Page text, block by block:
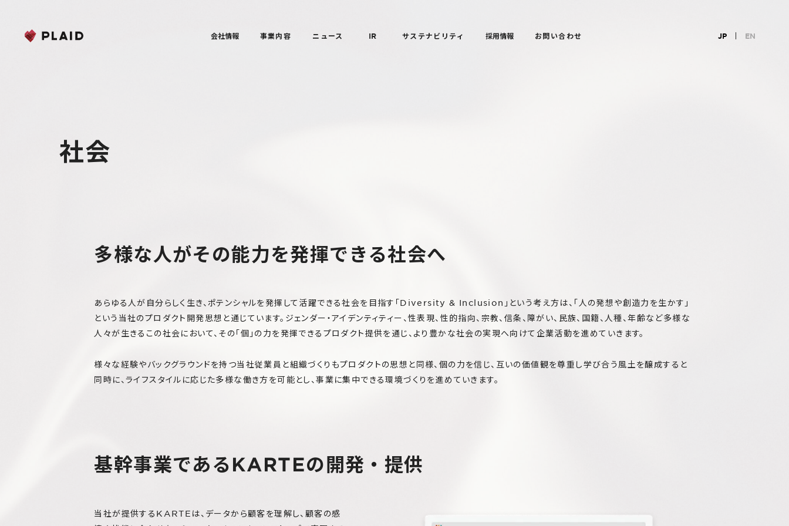
会社情報 事業内容 ニュース IR サステナビリティ 採用情報 お問い合わせ JP EN
社会
多様な人がその能力を発揮できる社会へ
あらゆる人が自分らしく生き、ポテンシャルを発揮して活躍できる社会を目指す「Diversity & Inclusion」という考え方は、「人の発想や創造力を生かす」
という当社のプロダクト開発思想と通じています。ジェンダー・アイデンティティー、性表現、性的指向、宗教、信条、障がい、民族、国籍、人種、年齢など多様な
人々が生きるこの社会において、その「個」の力を発揮できるプロダクト提供を通じ、より豊かな社会の実現へ向けて企業活動を進めていきます。
様々な経験やバックグラウンドを持つ当社従業員と組織づくりもプロダクトの思想と同様、個の力を信じ、互いの価値観を尊重し学び合う風土を醸成すると
同時に、ライフスタイルに応じた多様な働き方を可能とし、事業に集中できる環境づくりを進めていきます。
基幹事業であるKARTEの開発・提供
当社が提供するKARTEは、データから顧客を理解し、顧客の感